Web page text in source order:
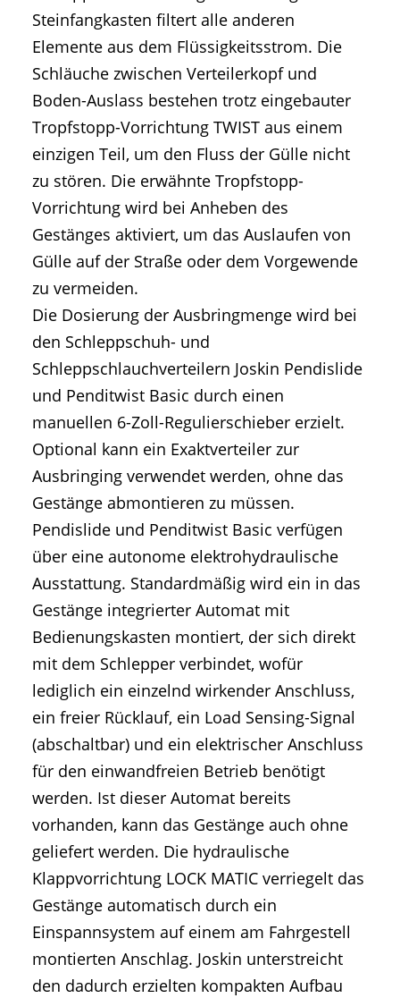
Steinfangkasten filtert alle anderen
Elemente aus dem Flüssigkeitsstrom. Die
Schläuche zwischen Verteilerkopf und
Boden-Auslass bestehen trotz eingebauter
Tropfstopp-Vorrichtung TWIST aus einem
einzigen Teil, um den Fluss der Gülle nicht
zu stören. Die erwähnte Tropfstopp-
Vorrichtung wird bei Anheben des
Gestänges aktiviert, um das Auslaufen von
Gülle auf der Straße oder dem Vorgewende
zu vermeiden.
Die Dosierung der Ausbringmenge wird bei
den Schleppschuh- und
Schleppschlauchverteilern Joskin Pendislide
und Penditwist Basic durch einen
manuellen 6-Zoll-Regulierschieber erzielt.
Optional kann ein Exaktverteiler zur
Ausbringing verwendet werden, ohne das
Gestänge abmontieren zu müssen.
Pendislide und Penditwist Basic verfügen
über eine autonome elektrohydraulische
Ausstattung. Standardmäßig wird ein in das
Gestänge integrierter Automat mit
Bedienungskasten montiert, der sich direkt
mit dem Schlepper verbindet, wofür
lediglich ein einzelnd wirkender Anschluss,
ein freier Rücklauf, ein Load Sensing-Signal
(abschaltbar) und ein elektrischer Anschluss
für den einwandfreien Betrieb benötigt
werden. Ist dieser Automat bereits
vorhanden, kann das Gestänge auch ohne
geliefert werden. Die hydraulische
Klappvorrichtung LOCK MATIC verriegelt das
Gestänge automatisch durch ein
Einspannsystem auf einem am Fahrgestell
montierten Anschlag. Joskin unterstreicht
den dadurch erzielten kompakten Aufbau